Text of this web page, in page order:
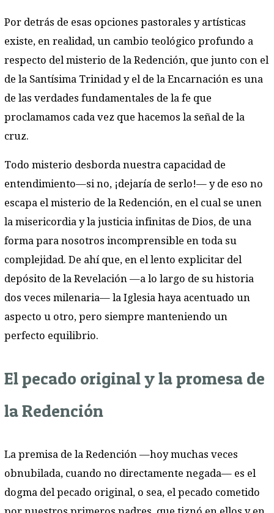
Por detrás de esas opciones pastorales y artísticas
existe, en realidad, un cambio teológico profundo a
respecto del misterio de la Redención, que junto con el
de la Santísima Trinidad y el de la Encarnación es una
de las verdades fundamentales de la fe que
proclamamos cada vez que hacemos la señal de la
cruz.
Todo misterio desborda nuestra capacidad de
entendimiento—si no, ¡dejaría de serlo!— y de eso no
escapa el misterio de la Redención, en el cual se unen
la misericordia y la justicia infinitas de Dios, de una
forma para nosotros incomprensible en toda su
complejidad. De ahí que, en el lento explicitar del
depósito de la Revelación —a lo largo de su historia
dos veces milenaria— la Iglesia haya acentuado un
aspecto u otro, pero siempre manteniendo un
perfecto equilibrio.
El pecado original y la promesa de
la Redención
La premisa de la Redención —hoy muchas veces
obnubilada, cuando no directamente negada— es el
dogma del pecado original, o sea, el pecado cometido